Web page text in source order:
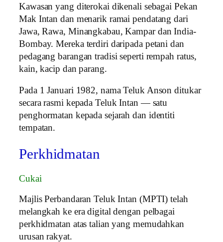
Kawasan yang diterokai dikenali sebagai Pekan
Mak Intan dan menarik ramai pendatang dari
Jawa, Rawa, Minangkabau, Kampar dan India-
Bombay. Mereka terdiri daripada petani dan
pedagang barangan tradisi seperti rempah ratus,
kain, kacip dan parang.
Pada 1 Januari 1982, nama Teluk Anson ditukar
secara rasmi kepada Teluk Intan — satu
penghormatan kepada sejarah dan identiti
tempatan.
Perkhidmatan
Cukai
Majlis Perbandaran Teluk Intan (MPTI) telah
melangkah ke era digital dengan pelbagai
perkhidmatan atas talian yang memudahkan
urusan rakyat.